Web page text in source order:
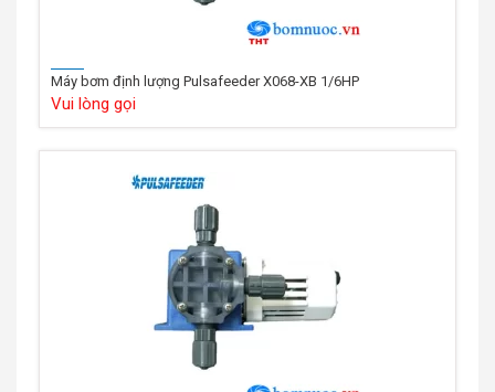
Máy bơm định lượng Pulsafeeder X068-XB 1/6HP
Vui lòng gọi